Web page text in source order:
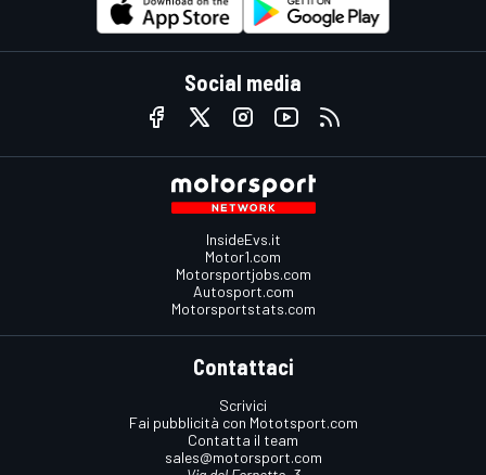
Social media
InsideEvs.it
Motor1.com
Motorsportjobs.com
Autosport.com
Motorsportstats.com
Contattaci
Scrivici
Fai pubblicità con Mototsport.com
Contatta il team
sales@motorsport.com